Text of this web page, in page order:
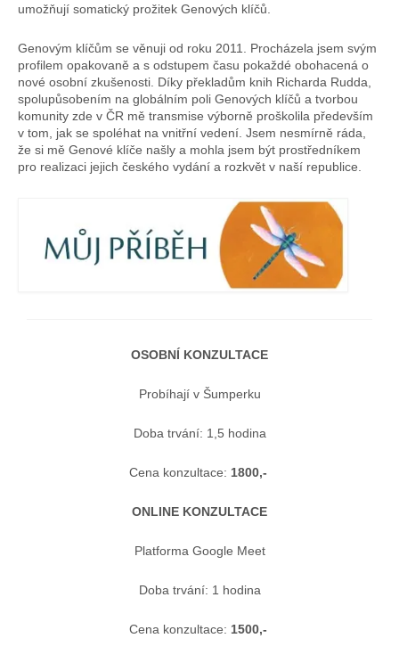
umožňují somatický prožitek Genových klíčů.
Genovým klíčům se věnuji od roku 2011. Procházela jsem svým
profilem opakovaně a s odstupem času pokaždé obohacená o
nové osobní zkušenosti. Díky překladům knih Richarda Rudda,
spolupůsobením na globálním poli Genových klíčů a tvorbou
komunity zde v ČR mě transmise výborně proškolila především
v tom, jak se spoléhat na vnitřní vedení. Jsem nesmírně ráda,
že si mě Genové klíče našly a mohla jsem být prostředníkem
pro realizaci jejich českého vydání a rozkvět v naší republice.
OSOBNÍ KONZULTACE
Probíhají v Šumperku
Doba trvání: 1,5 hodina
Cena konzultace: 1800,-
ONLINE KONZULTACE
Platforma Google Meet
Doba trvání: 1 hodina
Cena konzultace: 1500,-